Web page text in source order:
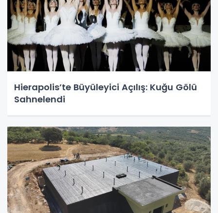
Hierapolis’te Büyüleyici Açılış: Kuğu Gölü
Sahnelendi